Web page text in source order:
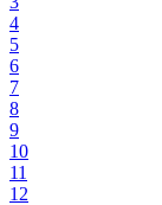
4
5
6
7
8
9
10
11
12